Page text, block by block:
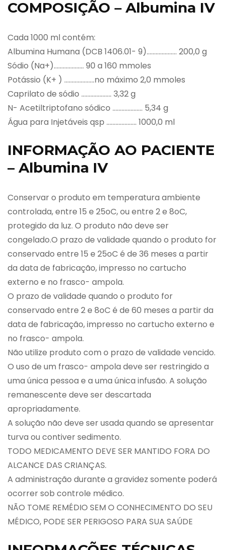
COMPOSIÇÃO – Albumina IV
Cada 1000 ml contém:
Albumina Humana (DCB 1406.01- 9)……………….. 200,0 g
Sódio (Na+)……………….. 90 a 160 mmoles
Potássio (K+ ) ………………..no máximo 2,0 mmoles
Caprilato de sódio ……………….. 3,32 g
N- Acetiltriptofano sódico ……………….. 5,34 g
Água para Injetáveis qsp ……………….. 1000,0 ml
INFORMAÇÃO AO PACIENTE
– Albumina IV
Conservar o produto em temperatura ambiente
controlada, entre 15 e 25oC, ou entre 2 e 8oC,
protegido da luz. O produto não deve ser
congelado.O prazo de validade quando o produto for
conservado entre 15 e 25oC é de 36 meses a partir
da data de fabricação, impresso no cartucho
externo e no frasco- ampola.
O prazo de validade quando o produto for
conservado entre 2 e 8oC é de 60 meses a partir da
data de fabricação, impresso no cartucho externo e
no frasco- ampola.
Não utilize produto com o prazo de validade vencido.
O uso de um frasco- ampola deve ser restringido a
uma única pessoa e a uma única infusão. A solução
remanescente deve ser descartada
apropriadamente.
A solução não deve ser usada quando se apresentar
turva ou contiver sedimento.
TODO MEDICAMENTO DEVE SER MANTIDO FORA DO
ALCANCE DAS CRIANÇAS.
A administração durante a gravidez somente poderá
ocorrer sob controle médico.
NÃO TOME REMÉDIO SEM O CONHECIMENTO DO SEU
MÉDICO, PODE SER PERIGOSO PARA SUA SAÚDE